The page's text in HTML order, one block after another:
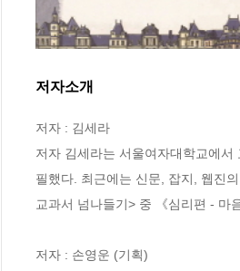
저자소개
저자 : 김세라
저자 김세라는 서울여자대학교에
필했다. 최근에는 신문, 잡지, 웹진
교과서 넘나들기> 중 《심리편 - 마
저자 : 손영운 (기획)